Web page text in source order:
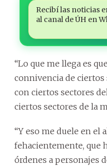
Recibí las noticias
al canal de ÚH en
“Lo que me llega es
connivencia de
con ciertos sectores
ciertos sectores de la
“Y eso me duele en el
fehacientemente, que
órdenes a personajes